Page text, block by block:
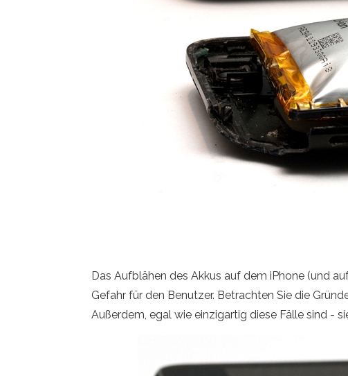
Das Aufblähen des Akkus auf dem iPhone (und
Gefahr für den Benutzer. Betrachten Sie die
Außerdem, egal wie einzigartig diese Fälle sind -